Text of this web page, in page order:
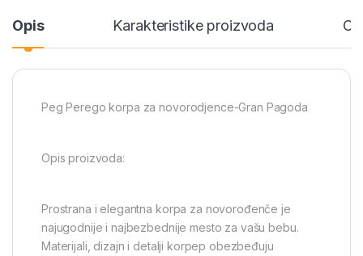
Opis Karakteristike proizvoda
Peg Perego korpa za novorodjence-Gran Pagoda
Opis proizvoda:
Prostrana i elegantna korpa za novorođenče je
najugodnije i najbezbednije mesto za vašu bebu.
Materijali, dizajn i detalji korpep obezbeđuju